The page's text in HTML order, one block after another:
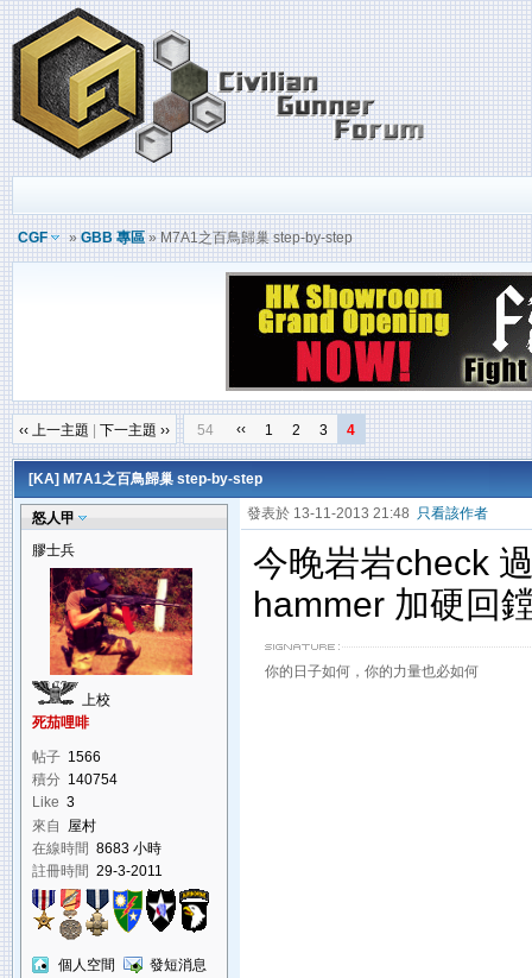
CGF »GBB 專區» M7A1之百鳥歸巢 step-by-step
‹‹ 上一主題 下一主題 ›› 54 ‹‹ 1 2 3 4
[KA] M7A1之百鳥歸巢 step-by-step
怒人甲
膠士兵
上校
死茄哩啡
帖子 1566
積分 140754
Like 3
來自
屋村
在線時間 8683 小時
註冊時間 29-3-2011
個人空間
發短消息
發表於 13-11-2013 21:48 只看該作者
今晚岩岩check
hammer 加硬回
你的日子如何，你的力量也必如何